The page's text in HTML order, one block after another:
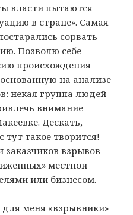
власти пытаются
в стране». Самая
сорвать
Позволю себе
происхождения
на анализе
некая группа людей
внимание
Дескать,
тут такое творится!
взрывов
местной
или бизнесом.
меня «взрывники»